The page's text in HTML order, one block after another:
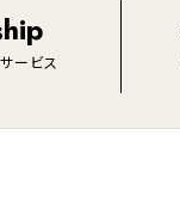
ービス